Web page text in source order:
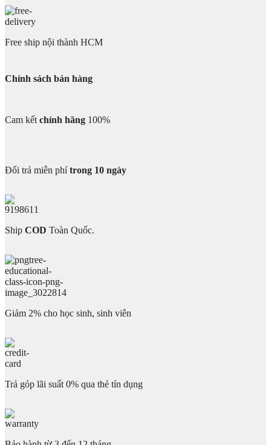
Free ship nội thành HCM
Chính sách bán hàng
Cam kết chính hãng 100%
Đổi trả miễn phítrong 10 ngày
Ship COD Toàn Quốc.
Giảm 2% cho học sinh, sinh viên
Trả góp lãi suất 0% qua thẻ tín dụng